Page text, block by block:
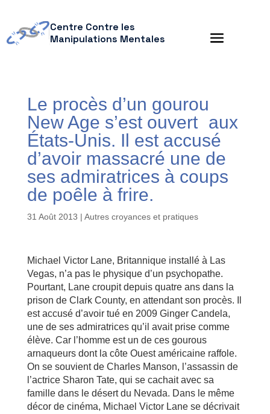
Centre Contre les
Manipulations Mentales
Le procès d’un gourou
New Age s’est ouvert aux
États-Unis. Il est accusé
d’avoir massacré une de
ses admiratrices à coups
de poêle à frire.
31 Août 2013 | Autres croyances et pratiques
Michael Victor Lane, Britannique installé à Las
Vegas, n’a pas le physique d’un psychopathe.
Pourtant, Lane croupit depuis quatre ans dans la
prison de Clark County, en attendant son procès. Il
est accusé d’avoir tué en 2009 Ginger Candela,
une de ses admiratrices qu’il avait prise comme
élève. Car l’homme est un de ces gourous
arnaqueurs dont la côte Ouest américaine raffole.
On se souvient de Charles Manson, l’assassin de
l’actrice Sharon Tate, qui se cachait avec sa
famille dans le désert du Nevada. Dans le même
décor de cinéma, Michael Victor Lane se décrivait